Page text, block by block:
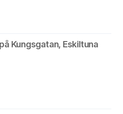
Kungsgatan, Eskiltuna